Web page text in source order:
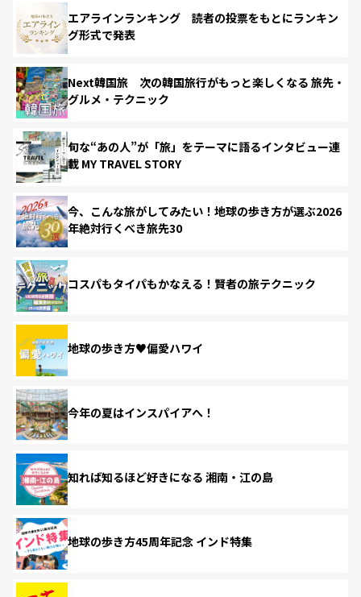
エアラインランキング 読者の投票をもとにランキン
グ形式で発表
Next韓国旅 次の韓国旅行がもっと楽しくなる 旅先・
グルメ・テクニック
旬な“あの人”が「旅」をテーマに語るインタビュー連
載 MY TRAVEL STORY
今、こんな旅がしてみたい！地球の歩き方が選ぶ2026
年絶対行くべき旅先30
コスパもタイパもかなえる！賢者の旅テクニック
地球の歩き方♥偏愛ハワイ
今年の夏はインスパイアへ！
知れば知るほど好きになる 湘南・江の島
地球の歩き方45周年記念 インド特集